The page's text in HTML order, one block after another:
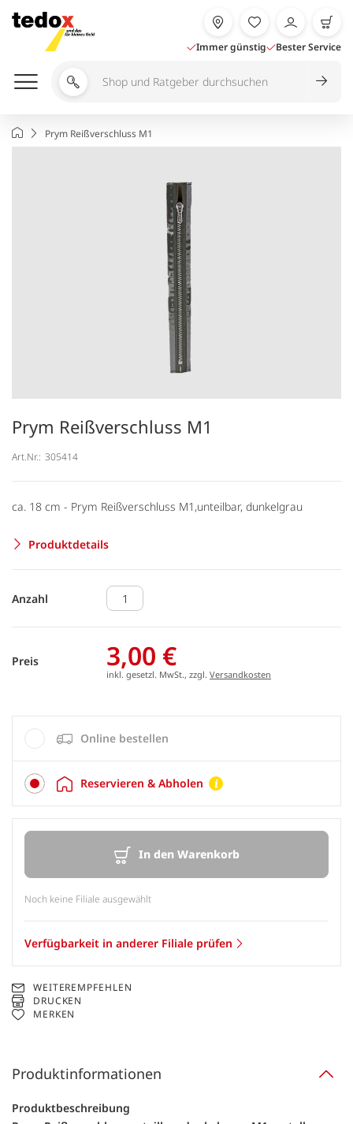
Inhalt
springen
Immer günstig Bester Service
Shop
Ratgeber
durchsuchen
StartseitePrym Reißverschluss M1
Prym Reißverschluss M1
Art.Nr.: 305414
ca. 18 cm - Prym Reißverschluss M1,unteilbar, dunkelgrau
Produktdetails
Anzahl
Preis 3,00 €
inkl. gesetzl. MwSt., zzgl. Versandkosten
Online bestellen
Reservieren & Abholen
In den Warenkorb
Noch keine Filiale ausgewählt
Verfügbarkeit in anderer Filiale prüfen
WEITEREMPFEHLEN
DRUCKEN
MERKEN
Produktinformationen
Produktbeschreibung